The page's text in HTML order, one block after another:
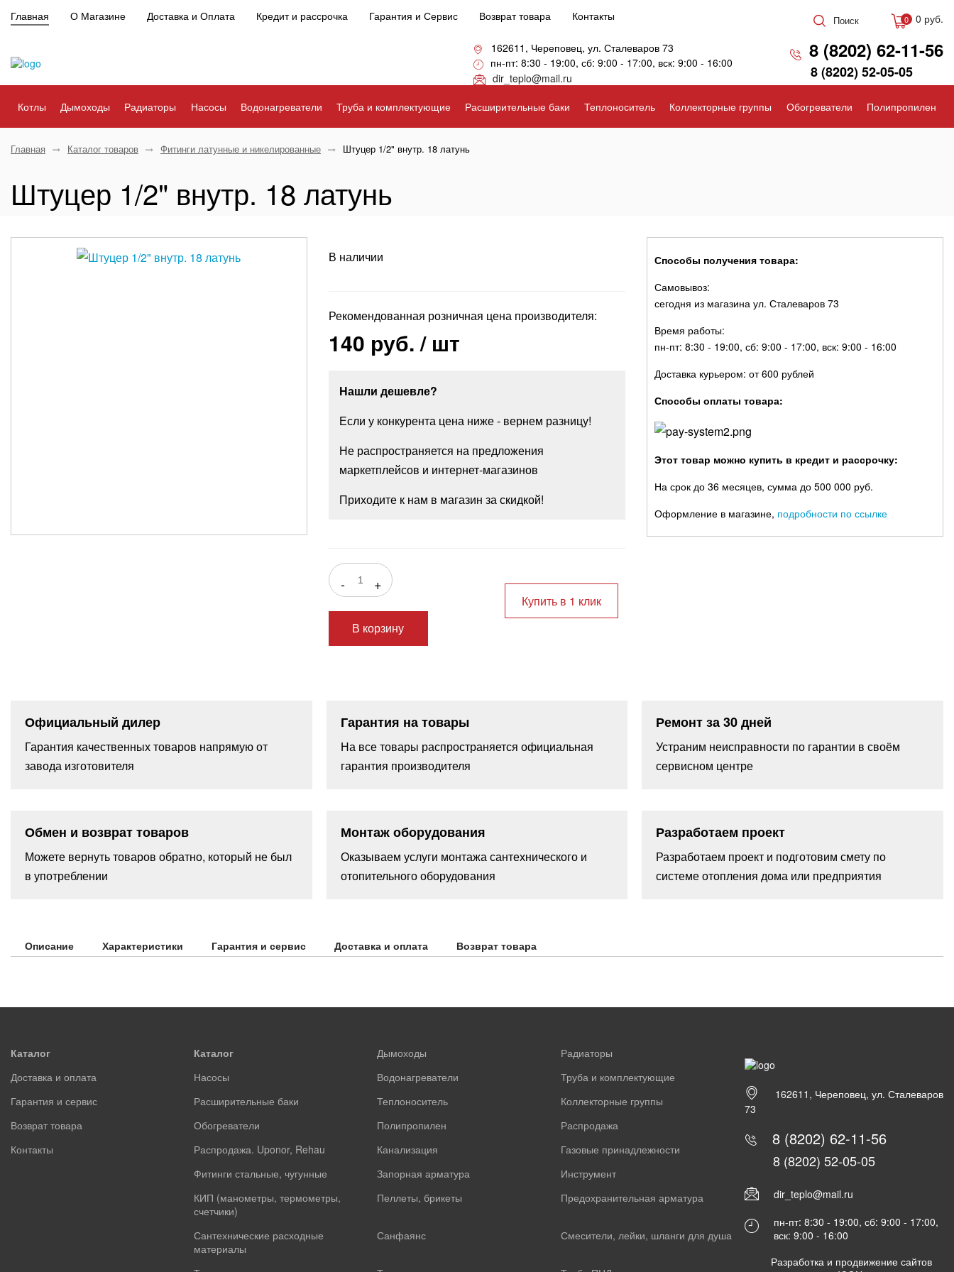
Главная О Магазине Доставка и Оплата Кредит и рассрочка Гарантия и Сервис Возврат товара Контакты Поиск 0 0 руб.
162611, Череповец, ул. Сталеваров 73
пн-пт: 8:30 - 19:00, сб: 9:00 - 17:00, вск: 9:00 - 16:00
dir_teplo@mail.ru
8 (8202) 62-11-56
8 (8202) 52-05-05
Котлы Дымоходы Радиаторы Насосы Водонагреватели Труба и комплектующие Расширительные баки Теплоноситель Коллекторные группы Обогреватели Полипропилен
Главная Каталог товаров Фитинги латунные и никелированные Штуцер 1/2" внутр. 18 латунь
Штуцер 1/2" внутр. 18 латунь
В наличии
Рекомендованная розничная цена производителя:
140 руб./ шт
Нашли дешевле?
Если у конкурента цена ниже - вернем разницу!
Не распространяется на предложения
маркетплейсов и интернет-магазинов
Приходите к нам в магазин за скидкой!
- +
В корзину
Купить в 1 клик
Способы получения товара:
Самовывоз:
сегодня из магазина ул. Сталеваров 73
Время работы:
пн-пт: 8:30 - 19:00, сб: 9:00 - 17:00, вск: 9:00 - 16:00
Доставка курьером: от 600 рублей
Способы оплаты товара:
Этот товар можно купить в кредит и рассрочку:
На срок до 36 месяцев, сумма до 500 000 руб.
Оформление в магазине, подробности по ссылке
Официальный дилер
Гарантия качественных товаров напрямую от
завода изготовителя
Гарантия на товары
На все товары распространяется официальная
гарантия производителя
Ремонт за 30 дней
Устраним неисправности по гарантии в своём
сервисном центре
Обмен и возврат товаров
Можете вернуть товаров обратно, который не был
в употреблении
Монтаж оборудования
Оказываем услуги монтажа сантехнического и
отопительного оборудования
Разработаем проект
Разработаем проект и подготовим смету по
системе отопления дома или предприятия
Описание Характеристики Гарантия и сервис Доставка и оплата Возврат товара
Каталог
Доставка и оплата
Гарантия и сервис
Возврат товара
Контакты
Каталог Дымоходы
Радиаторы
Насосы
Водонагреватели
Труба и комплектующие
Расширительные баки
Теплоноситель
Коллекторные группы
Обогреватели
Полипропилен
Распродажа
Распродажа. Uponor, Rehau
Канализация
Газовые принадлежности
Фитинги стальные, чугунные
Запорная арматура
Инструмент
КИП (манометры, термометры,
счетчики)
Пеллеты, брикеты Предохранительная арматура
Сантехнические расходные
материалы
Санфаянс Смесители, лейки, шланги для душа
162611, Череповец, ул. Сталеваров
73
8 (8202) 62-11-56
8 (8202) 52-05-05
dir_teplo@mail.ru
пн-пт: 8:30 - 19:00, сб: 9:00 - 17:00,
вск: 9:00 - 16:00
Разработка и продвижение сайтов